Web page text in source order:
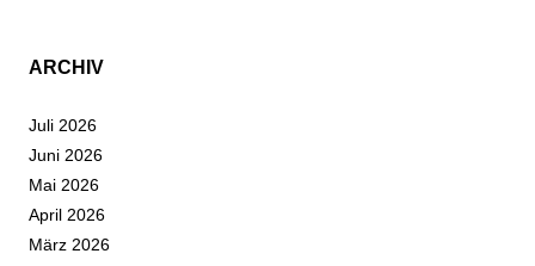
ARCHIV
Juli 2026
Juni 2026
Mai 2026
April 2026
März 2026